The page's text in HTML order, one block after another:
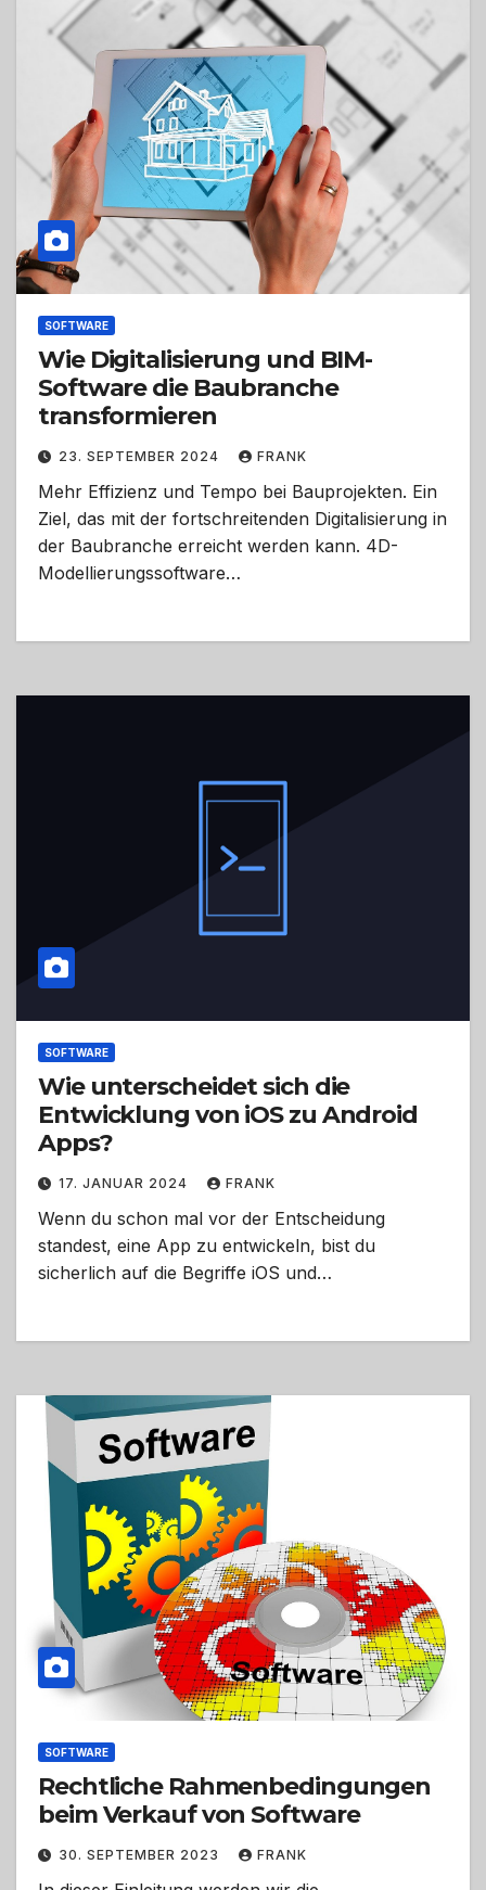
SOFTWARE
Wie Digitalisierung und BIM-
Software die Baubranche
transformieren
23. SEPTEMBER 2024 FRANK
Mehr Effizienz und Tempo bei Bauprojekten. Ein
Ziel, das mit der fortschreitenden Digitalisierung in
der Baubranche erreicht werden kann. 4D-
Modellierungssoftware…
SOFTWARE
Wie unterscheidet sich die
Entwicklung von iOS zu Android
Apps?
17. JANUAR 2024 FRANK
Wenn du schon mal vor der Entscheidung
standest, eine App zu entwickeln, bist du
sicherlich auf die Begriffe iOS und…
SOFTWARE
Rechtliche Rahmenbedingungen
beim Verkauf von Software
30. SEPTEMBER 2023 FRANK